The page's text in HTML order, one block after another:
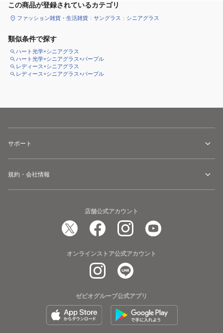
この商品が登録されているカテゴリ
ファッション雑貨・生活雑貨 サングラス シニアグラス
類似条件で探す
ハート光学×シニアグラス
ハート光学×シニアグラス×パープル
レディース×シニアグラス
レディース×シニアグラス×パープル
サポート
規約・会社情報
店舗公式アカウント
オンラインストア公式アカウント
ゼビオグループ公式アプリ